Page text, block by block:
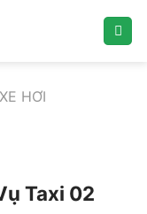
XE HƠI
Taxi 02